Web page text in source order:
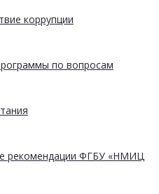
коррупции
по вопросам
рекомендации ФГБУ «НМИЦ